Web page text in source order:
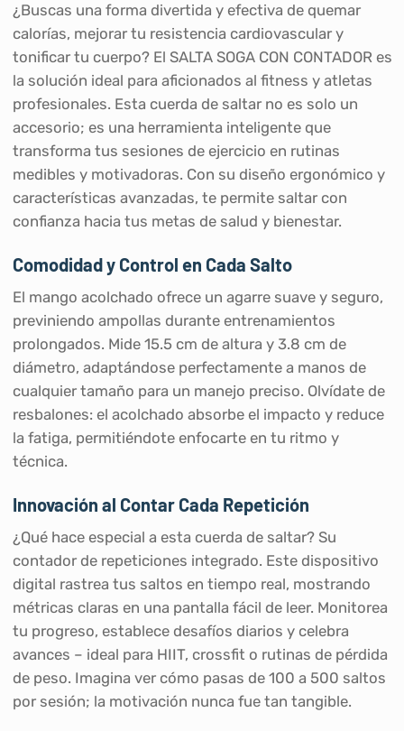
¿Buscas una forma divertida y efectiva de quemar
calorías, mejorar tu resistencia cardiovascular y
tonificar tu cuerpo? El SALTA SOGA CON CONTADOR es
la solución ideal para aficionados al fitness y atletas
profesionales. Esta cuerda de saltar no es solo un
accesorio; es una herramienta inteligente que
transforma tus sesiones de ejercicio en rutinas
medibles y motivadoras. Con su diseño ergonómico y
características avanzadas, te permite saltar con
confianza hacia tus metas de salud y bienestar.
Comodidad y Control en Cada Salto
El mango acolchado ofrece un agarre suave y seguro,
previniendo ampollas durante entrenamientos
prolongados. Mide 15.5 cm de altura y 3.8 cm de
diámetro, adaptándose perfectamente a manos de
cualquier tamaño para un manejo preciso. Olvídate de
resbalones: el acolchado absorbe el impacto y reduce
la fatiga, permitiéndote enfocarte en tu ritmo y
técnica.
Innovación al Contar Cada Repetición
¿Qué hace especial a esta cuerda de saltar? Su
contador de repeticiones integrado. Este dispositivo
digital rastrea tus saltos en tiempo real, mostrando
métricas claras en una pantalla fácil de leer. Monitorea
tu progreso, establece desafíos diarios y celebra
avances – ideal para HIIT, crossfit o rutinas de pérdida
de peso. Imagina ver cómo pasas de 100 a 500 saltos
por sesión; la motivación nunca fue tan tangible.